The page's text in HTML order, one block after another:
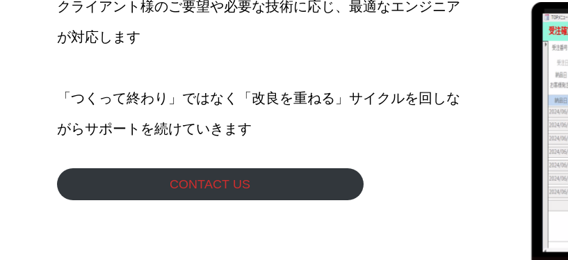
クライアント様のご要望や必要な技術に応じ、最適なエンジニア
が対応します
「つくって終わり」ではなく「改良を重ねる」サイクルを回しな
がらサポートを続けていきます
CONTACT US